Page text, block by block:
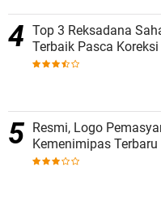
Top 3 Reksadana
Terbaik Pasca
Resmi, Logo
Kemenimipas Terbaru